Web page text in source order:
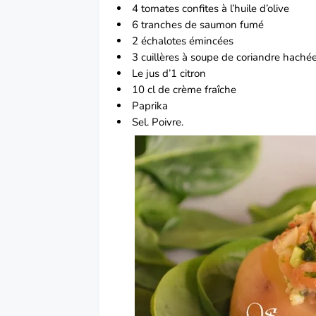
4 tomates confites à l’huile d’olive
6 tranches desaumon fumé
2échalotesémincées
3 cuillères à soupe de coriandre
Le jus d’1citron
10 cl de crème fraîche
Paprika
Sel. Poivre.